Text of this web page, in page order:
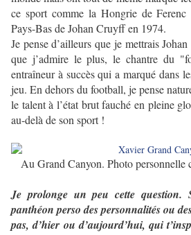
ce sport comme la Hongrie de
Pays-Bas de Johan Cruyff en 1974.
Je pense d’ailleurs que je mettrais
que j’admire le plus, le chantre du
entraîneur à succès qui a marqué dans
jeu. En dehors du football, je pense
le talent à l’état brut fauché en pleine
au-delà de son sport !
Au Grand Canyon. Photo personnelle
Je prolonge un peu cette
panthéon perso des personnalités ou
pas, d’hier ou d’aujourd’hui, qui